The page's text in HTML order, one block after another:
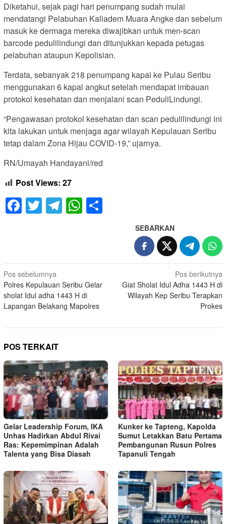
Diketahui, sejak pagi hari penumpang sudah mulai
mendatangi Pelabuhan Kaliadem Muara Angke dan sebelum
masuk ke dermaga mereka diwajibkan untuk men-scan
barcode pedulilindungi dan ditunjukkan kepada petugas
pelabuhan ataupun Kepolisian.
Terdata, sebanyak 218 penumpang kapal ke Pulau Seribu
menggunakan 6 kapal angkut setelah mendapat imbauan
protokol kesehatan dan menjalani scan PeduliLindungi.
“Pengawasan protokol kesehatan dan scan pedulilindungi ini
kita lakukan untuk menjaga agar wilayah Kepulauan Seribu
tetap dalam Zona Hijau COVID-19,” ujarnya.
RN/Umayah Handayani/red
Post Views: 27
Facebook
Twitter
Telegram
WhatsApp
SEBARKAN
Navigasi
pos
Pos sebelumnya
Polres Kepulauan Seribu Gelar
sholat Idul adha 1443 H di
Lapangan Belakang Mapolres
Pos berikutnya
Giat Sholat Idul Adha 1443 H di
Wilayah Kep Seribu Terapkan
Prokes
POS TERKAIT
Gelar Leadership Forum, IKA
Unhas Hadirkan Abdul Rivai
Ras: Kepemimpinan Adalah
Talenta yang Bisa Diasah
Kunker ke Tapteng, Kapolda
Sumut Letakkan Batu Pertama
Pembangunan Rusun Polres
Tapanuli Tengah